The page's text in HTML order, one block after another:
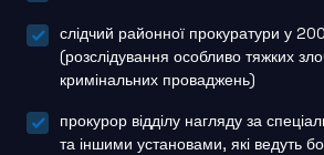
слідчий районної прокуратури у
(розслідування особливо тяжких
кримінальних проваджень)
прокурор відділу нагляду за
та іншими установами, які ведуть